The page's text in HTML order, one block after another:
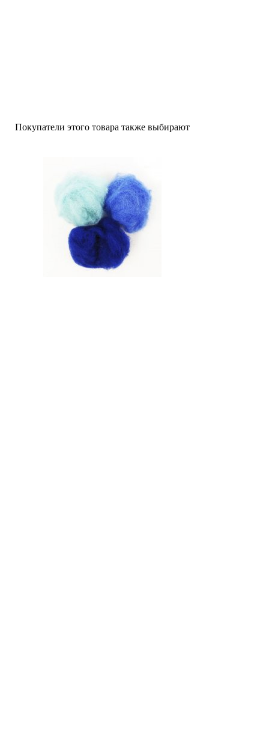
Покупатели этого товара также выбирают